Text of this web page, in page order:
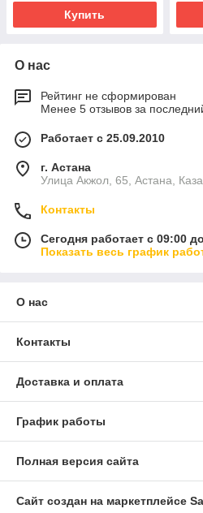
Купить
О нас
Рейтинг не сформирован
Менее 5 отзывов за
Работает с 25.09.2010
г. Астана
Улица Акжол, 65, Астана,
Контакты
Сегодня работает с 09:00
Показать весь график
О нас
Контакты
Доставка и оплата
График работы
Полная версия сайта
Сайт создан на маркетплейсе